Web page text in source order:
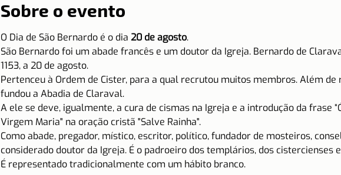
Sobre o evento
O Dia de São Bernardo é o dia 20 de agosto.
São Bernardo foi um abade francês e um doutor da Igreja. Bernardo de
1153, a 20 de agosto.
Pertenceu à Ordem de Cister, para a qual recrutou muitos membros. Além
fundou a Abadia de Claraval.
A ele se deve, igualmente, a cura de cismas na Igreja e a introdução da frase
Virgem Maria" na oração cristã "Salve Rainha".
Como abade, pregador, místico, escritor, político, fundador de mosteiros,
considerado doutor da Igreja. É o padroeiro dos templários, dos cistercienses
É representado tradicionalmente com um hábito branco.